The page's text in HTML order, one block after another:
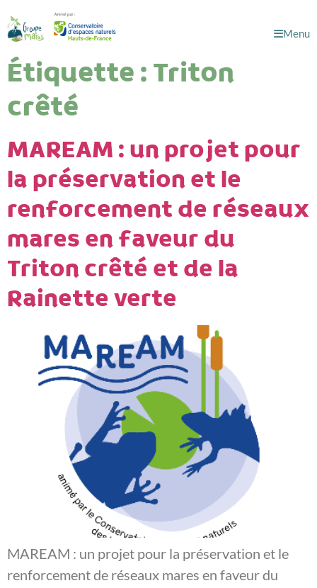
Menu
Étiquette :Triton
crêté
MAREAM : un projet pour
la préservation et le
renforcement de réseaux
mares en faveur du
Triton crêté et de la
Rainette verte
MAREAM : un projet pour la préservation et le
renforcement de réseaux mares en faveur du